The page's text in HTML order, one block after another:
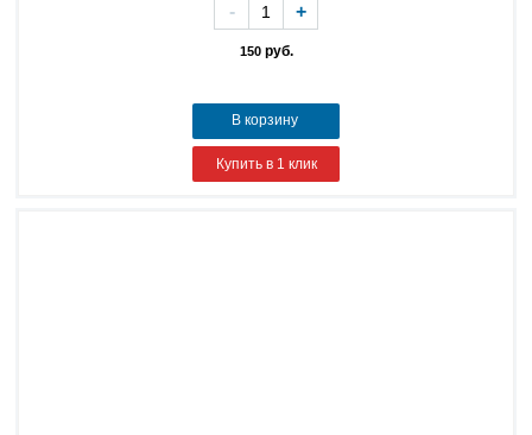
150руб.
- +
В корзину
Купить в 1 клик